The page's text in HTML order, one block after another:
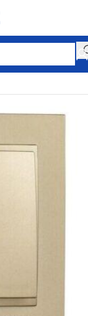
дімери